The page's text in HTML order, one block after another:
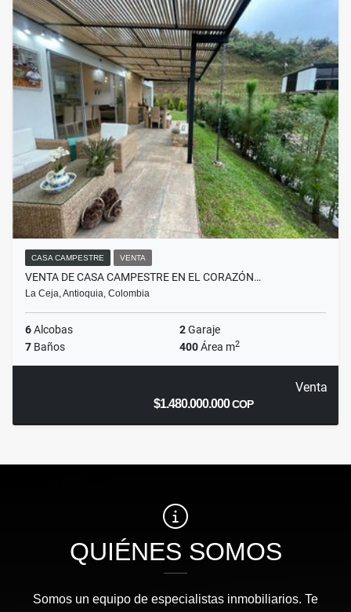
CASA CAMPESTRE VENTA
VENTA DE CASA CAMPESTRE EN EL CORAZÓN…
La Ceja, Antioquia, Colombia
6Alcobas 2Garaje
7 Baños 400Área m2
Venta
$1.480.000.000COP
QUIÉNES SOMOS
Somos un equipo de especialistas inmobiliarios. Te